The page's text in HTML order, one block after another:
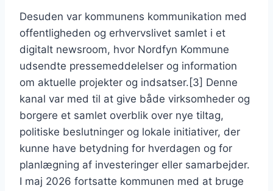
Desuden var kommunens kommunikation med
offentligheden og erhvervslivet samlet i et
digitalt newsroom, hvor Nordfyn Kommune
udsendte pressemeddelelser og information
om aktuelle projekter og indsatser.[3] Denne
kanal var med til at give både virksomheder og
borgere et samlet overblik over nye tiltag,
politiske beslutninger og lokale initiativer, der
kunne have betydning for hverdagen og for
planlægning af investeringer eller samarbejder.
I maj 2026 fortsatte kommunen med at bruge